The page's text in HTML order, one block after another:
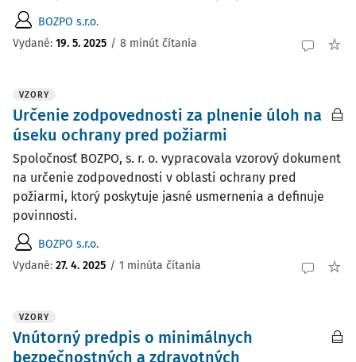
BOZPO s.r.o.
Vydané: 19. 5. 2025 / 8 minút čítania
VZORY
Určenie zodpovednosti za plnenie úloh na
úseku ochrany pred požiarmi
Spoločnosť BOZPO, s. r. o. vypracovala vzorový dokument
na určenie zodpovednosti v oblasti ochrany pred
požiarmi, ktorý poskytuje jasné usmernenia a definuje
povinnosti.
BOZPO s.r.o.
Vydané: 27. 4. 2025 / 1 minúta čítania
VZORY
Vnútorný predpis o minimálnych
bezpečnostných a zdravotných